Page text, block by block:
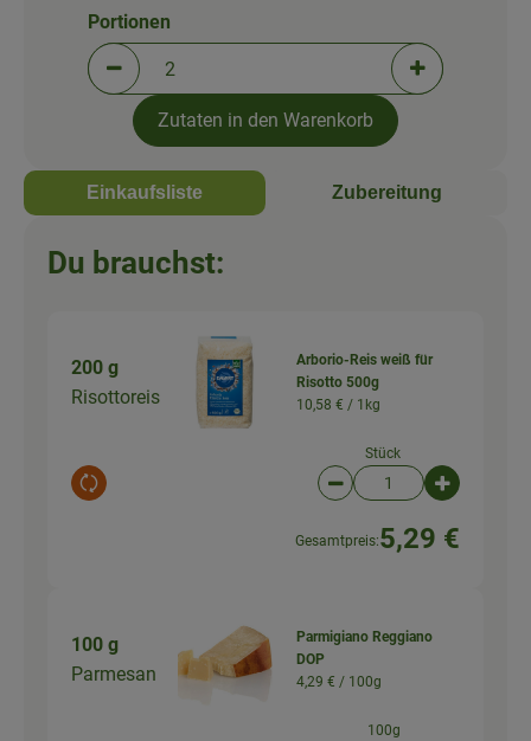
Portionen verringern (aktuell 2 Portionen
Portionen
Portionen
Zutaten in den Warenkorb
Einkaufsliste Zubereitung
Du brauchst:
200 g
Risottoreis
Auswahl ändern
Arborio-Reis weiß für
Risotto 500g
10,58 € / 1kg
Stück
Artikelanzahl
Gesamtpreis:5,29 €
100 g
Parmesan
Parmigiano Reggiano
DOP
4,29 € / 100g
100g